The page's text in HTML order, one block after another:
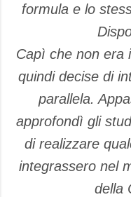
formula e lo
Capì che non era
quindi decise di
parallela.
approfondì gli
di realizzare
integrassero nel
della